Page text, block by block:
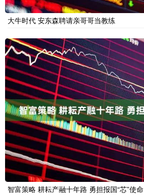
大牛时代 安东森聘请亲哥哥当教练
智富策略 耕耘产融十年路 勇担报国“芯”使命